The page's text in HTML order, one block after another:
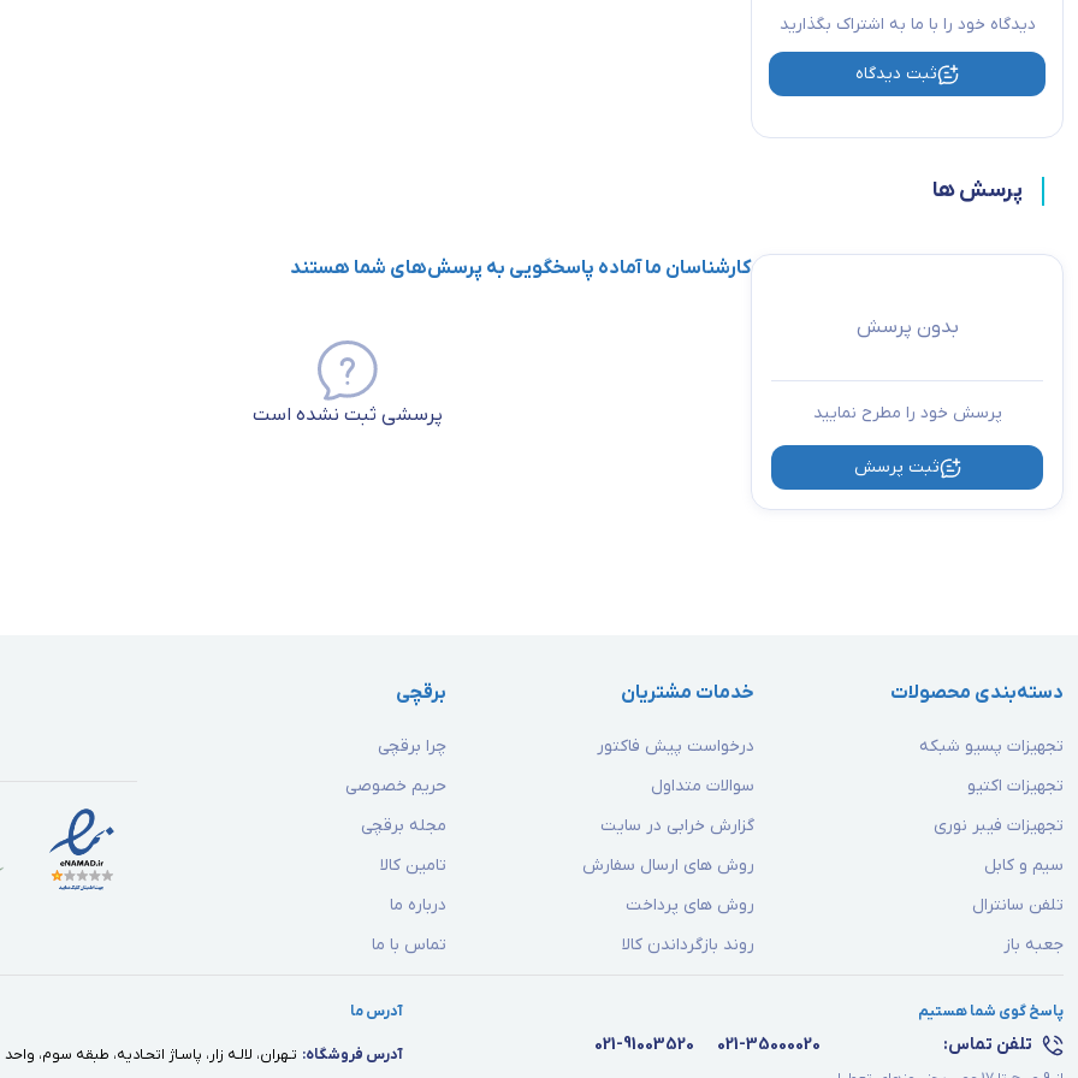
سایر تیپ ها هر کدام بر اساس عمل کردشان برای مصارف خاصی مورد استفاده قرار می گیرند. برای مثال تیپ
دارای دوام بالایی است و نصب آن به آسانی صورت می گیرد.
دیدگاه خود را با ما به اشتراک بگذارید
ثبت دیدگاه
پرسش ها
بدون پرسش
پرسش خود را مطرح نمایید
ثبت پرسش
کارشناسان ما آماده پاسخگویی به پرسش‌های شما هستند
پرسشی ثبت نشده است
دسته‌بندی محصولات
تجهیزات پسیو شبکه
تجهیزات اکتیو
تجهیزات فیبر نوری
سیم و کابل
تلفن سانترال
جعبه باز
خدمات مشتریان
درخواست پیش فاکتور
سوالات متداول
گزارش خرابی در سایت
روش های ارسال سفارش
روش های پرداخت
روند بازگرداندن کالا
برقچی
چرا برقچی
حریم خصوصی
مجله برقچی
تامین کالا
درباره ما
تماس با ما
پاسخ گوی شما هستیم
تلفن تماس: 021-35000020
021-91003520
آدرس ما
آدرس فروشگاه: تـهران، لالـه زار، پاسـاژ اتحـاديه، طبقه سوم، واحد ١٢